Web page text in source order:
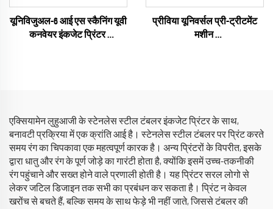
यूनिविजुअल-6 आई एस स्कैनिंग यूवी
कनवेयर इंकजेट प्रिंटर
प्रीविया यूनिवर्सल प्री-ट्रीटमेंट
मशीन
एक्सियामेन लुहुआजी के स्टेनलेस स्टील टंबलर इंकजेट प्रिंटर के साथ,
बनावटी प्रक्रिया में एक क्रांति आई है। स्टेनलेस स्टील टंबलर पर प्रिंट करते
समय रंग का चिपकावा एक महत्वपूर्ण कारक है। अन्य प्रिंटरों के विपरीत, इसके
द्वारा धातु और रंग के पूर्ण जोड़े का गारंटी होता है, क्योंकि इसमें उच्च-तकनीकी
रंग पहुंचाने और सख्त होने वाले प्रणाली होती है। यह प्रिंटर सरल लोगो से
लेकर जटिल डिजाइन तक सभी का प्रबंधन कर सकता है। प्रिंट न केवल
खरोंच से बचते हैं, बल्कि समय के साथ फेड़े भी नहीं जाते, जिससे टंबलर की